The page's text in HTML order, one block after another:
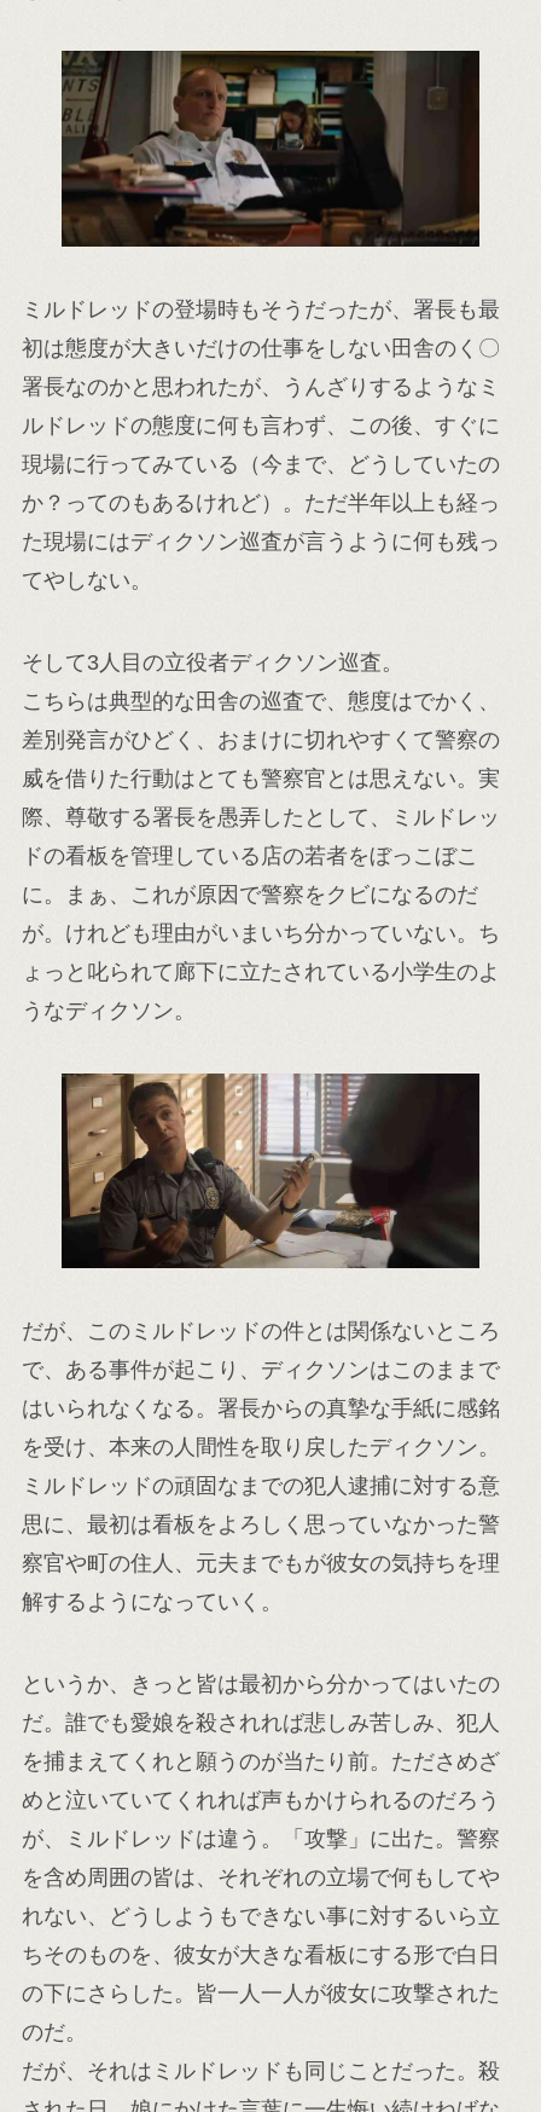
ミルドレッドの登場時もそうだったが、署長も最
初は態度が大きいだけの仕事をしない田舎のく〇
署長なのかと思われたが、うんざりするようなミ
ルドレッドの態度に何も言わず、この後、すぐに
現場に行ってみている（今まで、どうしていたの
か？ってのもあるけれど）。ただ半年以上も経っ
た現場にはディクソン巡査が言うように何も残っ
てやしない。
そして3人目の立役者ディクソン巡査。
こちらは典型的な田舎の巡査で、態度はでかく、
差別発言がひどく、おまけに切れやすくて警察の
威を借りた行動はとても警察官とは思えない。実
際、尊敬する署長を愚弄したとして、ミルドレッ
ドの看板を管理している店の若者をぼっこぼこ
に。まぁ、これが原因で警察をクビになるのだ
が。けれども理由がいまいち分かっていない。ち
ょっと叱られて廊下に立たされている小学生のよ
うなディクソン。
だが、このミルドレッドの件とは関係ないところ
で、ある事件が起こり、ディクソンはこのままで
はいられなくなる。署長からの真摯な手紙に感銘
を受け、本来の人間性を取り戻したディクソン。
ミルドレッドの頑固なまでの犯人逮捕に対する意
思に、最初は看板をよろしく思っていなかった警
察官や町の住人、元夫までもが彼女の気持ちを理
解するようになっていく。
というか、きっと皆は最初から分かってはいたの
だ。誰でも愛娘を殺されれば悲しみ苦しみ、犯人
を捕まえてくれと願うのが当たり前。たださめざ
めと泣いていてくれれば声もかけられるのだろう
が、ミルドレッドは違う。「攻撃」に出た。警察
を含め周囲の皆は、それぞれの立場で何もしてや
れない、どうしようもできない事に対するいら立
ちそのものを、彼女が大きな看板にする形で白日
の下にさらした。皆一人一人が彼女に攻撃された
のだ。
だが、それはミルドレッドも同じことだった。殺